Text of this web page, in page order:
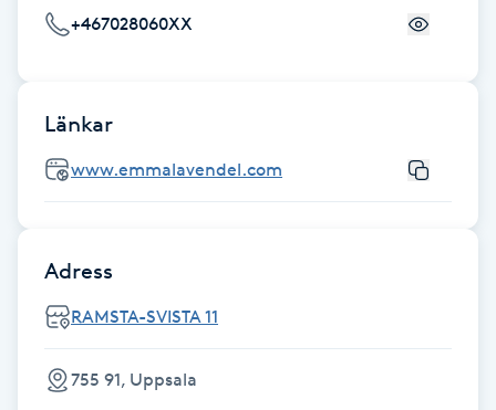
Fibromassage
Fillers
Fotmassage
+467028060XX
Länkar
www.emmalavendel.com
Adress
RAMSTA-SVISTA 11
755 91, Uppsala